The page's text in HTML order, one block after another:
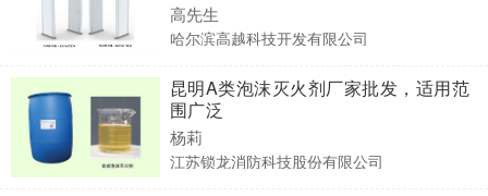
高先生
哈尔滨高越科技开发有限公司
昆明A类泡沫灭火剂厂家批发，适用范
围广泛
杨莉
江苏锁龙消防科技股份有限公司